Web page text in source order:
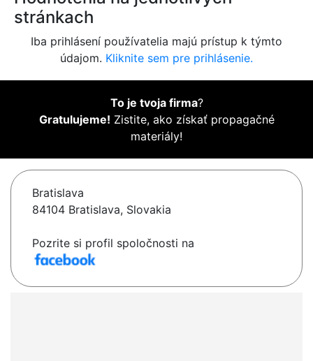
stránkach
Iba prihlásení používatelia majú prístup k týmto
údajom. Kliknite sem pre prihlásenie.
To je tvoja firma?
Gratulujeme! Zistite, ako získať propagačné
materiály!
Bratislava
84104 Bratislava, Slovakia
Pozrite si profil spoločnosti na